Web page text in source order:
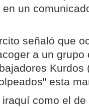
un
señaló que
a un grupo
Kurdos
esta
como el